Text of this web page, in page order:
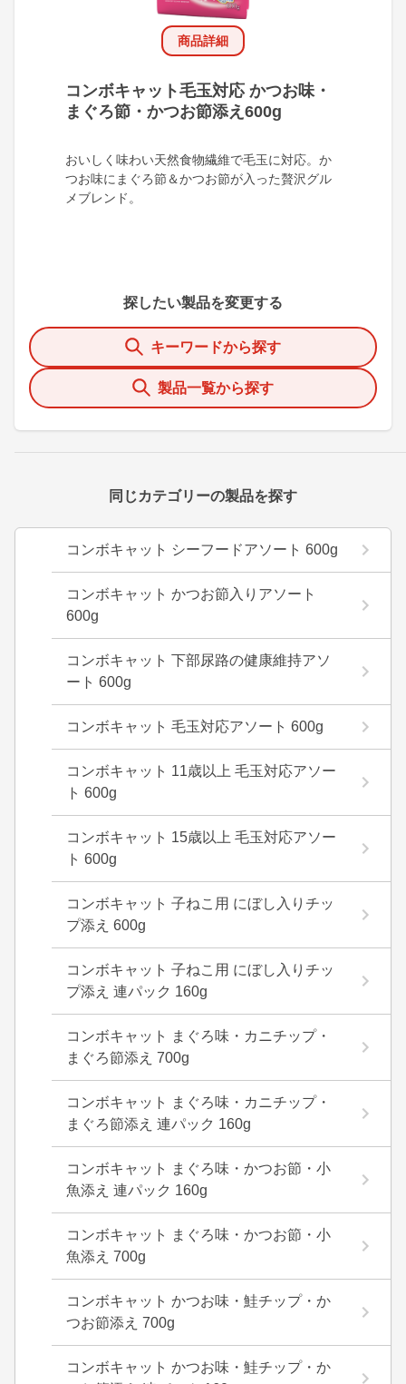
商品詳細
コンボキャット毛玉対応 かつお味・
まぐろ節・かつお節添え600g
おいしく味わい天然食物繊維で毛玉に対応。か
つお味にまぐろ節＆かつお節が入った贅沢グル
メブレンド。
探したい製品を変更する
キーワードから探す
製品一覧から探す
同じカテゴリーの製品を探す
コンボキャット シーフードアソート 600g
コンボキャット かつお節入りアソート
600g
コンボキャット 下部尿路の健康維持アソ
ート 600g
コンボキャット 毛玉対応アソート 600g
コンボキャット 11歳以上 毛玉対応アソー
ト 600g
コンボキャット 15歳以上 毛玉対応アソー
ト 600g
コンボキャット 子ねこ用 にぼし入りチッ
プ添え 600g
コンボキャット 子ねこ用 にぼし入りチッ
プ添え 連パック 160g
コンボキャット まぐろ味・カニチップ・
まぐろ節添え 700g
コンボキャット まぐろ味・カニチップ・
まぐろ節添え 連パック 160g
コンボキャット まぐろ味・かつお節・小
魚添え 連パック 160g
コンボキャット まぐろ味・かつお節・小
魚添え 700g
コンボキャット かつお味・鮭チップ・か
つお節添え 700g
コンボキャット かつお味・鮭チップ・か